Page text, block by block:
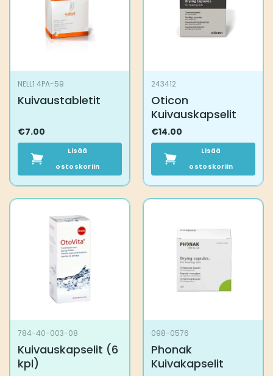
NELL1 4PA-59
Kuivaustabletit
€7.00
Lisää
ostoskoriin
243412
Oticon
Kuivauskapselit
€14.00
Lisää
ostoskoriin
784-40-003-08
Kuivauskapselit (6
kpl)
098-0576
Phonak
Kuivakapselit